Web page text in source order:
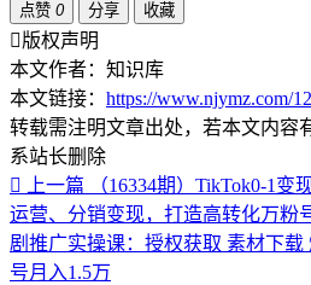
点赞 0 分享 收藏
版权声明
本文作者：知识库
本文链接： https://www.njymz.com/
转载需注明文章出处，若本文内容
系站长删除
上一篇
（16334期）TikTok0-1
运营、分销变现，打造高转化万粉
剧推广实操课：授权获取 素材下
号月入1.5万